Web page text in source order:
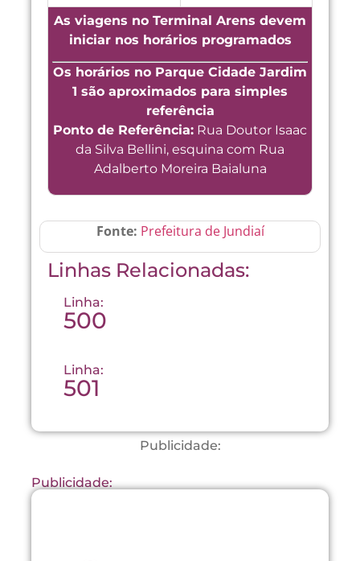
As viagens no Terminal Arens devem
iniciar nos horários programados
Os horários no Parque Cidade Jardim
1 são aproximados para simples
referência
Ponto de Referência: Rua Doutor Isaac
da Silva Bellini, esquina com Rua
Adalberto Moreira Baialuna
Fonte: Prefeitura de Jundiaí
Linhas Relacionadas:
Linha:
500
Linha:
501
Publicidade:
Publicidade: